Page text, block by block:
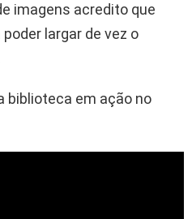
imagens acredito que
largar de vez o
biblioteca em ação no